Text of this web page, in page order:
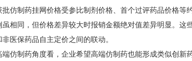
制药挂网价格受参比制剂价格、首个过评药品价格等
虽相同，但价格差异较大时报销金额绝对值差异明显。这
医保药品自主定价之间的联动。
制药角度看，企业希望高端仿制药也能形成类似创新